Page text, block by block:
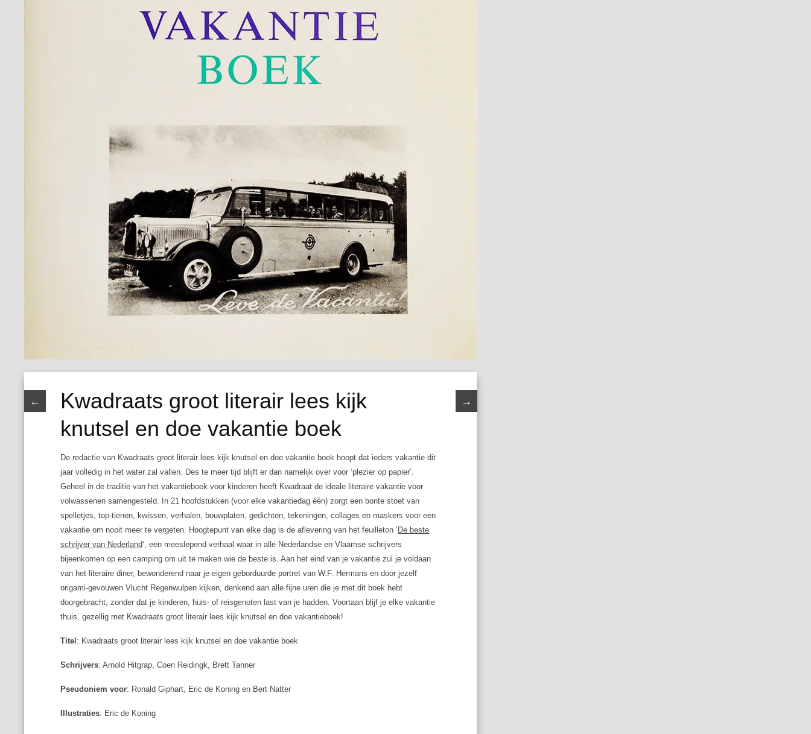
← →
Kwadraats groot literair lees kijk
knutsel en doe vakantie boek
De redactie van Kwadraats groot literair lees kijk knutsel en doe vakantie boek hoopt dat ieders vakantie dit
jaar volledig in het water zal vallen. Des te meer tijd blijft er dan namelijk over voor ‘plezier op papier’.
Geheel in de traditie van het vakantieboek voor kinderen heeft Kwadraat de ideale literaire vakantie voor
volwassenen samengesteld. In 21 hoofdstukken (voor elke vakantiedag één) zorgt een bonte stoet van
spelletjes, top-tienen, kwissen, verhalen, bouwplaten, gedichten, tekeningen, collages en maskers voor een
vakantie om nooit meer te vergeten. Hoogtepunt van elke dag is de aflevering van het feuilleton ‘ De beste
schrijver van Nederland‘, een meeslepend verhaal waar in alle Nederlandse en Vlaamse schrijvers
bijeenkomen op een camping om uit te maken wie de beste is. Aan het eind van je vakantie zul je voldaan
van het literaire diner, bewonderend naar je eigen geborduurde portret van W.F. Hermans en door jezelf
origami-gevouwen Vlucht Regenwulpen kijken, denkend aan alle fijne uren die je met dit boek hebt
doorgebracht, zonder dat je kinderen, huis- of reisgenoten last van je hadden. Voortaan blijf je elke vakantie
thuis, gezellig met Kwadraats groot literair lees kijk knutsel en doe vakantieboek!
Titel : Kwadraats groot literair lees kijk knutsel en doe vakantie boek
Schrijvers: Arnold Hitgrap, Coen Reidingk, Brett Tanner
Pseudoniem voor: Ronald Giphart, Eric de Koning en Bert Natter
Illustraties: Eric de Koning